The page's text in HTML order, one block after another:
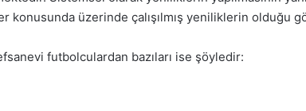
konusunda üzerinde çalışılmış yeniliklerin olduğu
futbolculardan bazıları ise şöyledir: